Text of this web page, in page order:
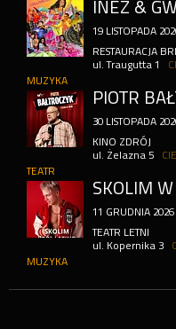
19 LISTOPADA
RESTAURACJA
ul. Traugutta 1
MUZYKA
30 LISTOPADA
KINO ZDRÓJ
ul. Żelazna 5
TEATR
SKOLIM
11 GRUDNIA 2026
TEATR LETNI
ul. Kopernika 3
MUZYKA